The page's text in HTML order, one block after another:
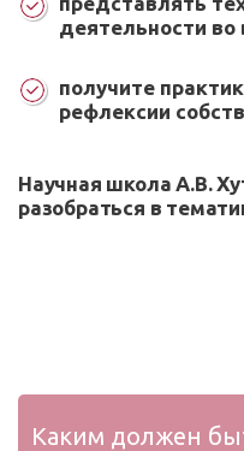
деятельности во
получите
рефлексии
Научная школа А.В.
разобраться в
Каким должен